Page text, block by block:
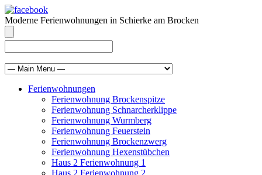
Moderne Ferienwohnungen in Schierke am Brocken
Ferienwohnungen
Ferienwohnung Brockenspitze
Ferienwohnung Schnarcherklippe
Ferienwohnung Wurmberg
Ferienwohnung Feuerstein
Ferienwohnung Brockenzwerg
Ferienwohnung Hexenstübchen
Haus 2 Ferienwohnung 1
Haus 2 Ferienwohnung 2